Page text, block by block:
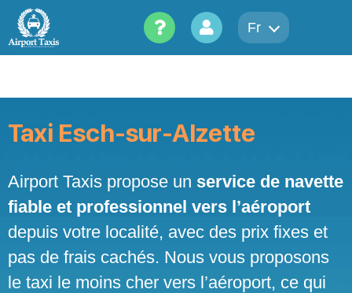
content
Fr
Taxi Esch-sur-Alzette
Airport Taxis propose un service de navette
fiable et professionnel vers l’aéroport
depuis votre localité, avec des prix fixes et
pas de frais cachés. Nous vous proposons
le taxi le moins cher vers l’aéroport, ce qui